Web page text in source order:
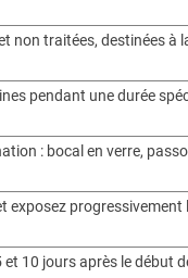
non traitées, destinées
pendant une durée
: bocal en verre,
10 jours après le début